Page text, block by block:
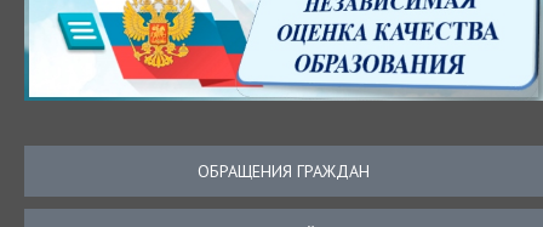
ОБРАЩЕНИЯ ГРАЖДАН